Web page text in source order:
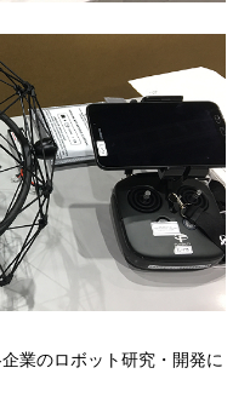
業のロボット研究・開発に